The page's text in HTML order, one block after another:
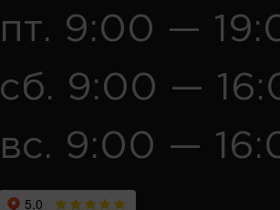
пт. 9:00 —
сб. 9:00 —
вс. 9:00 —